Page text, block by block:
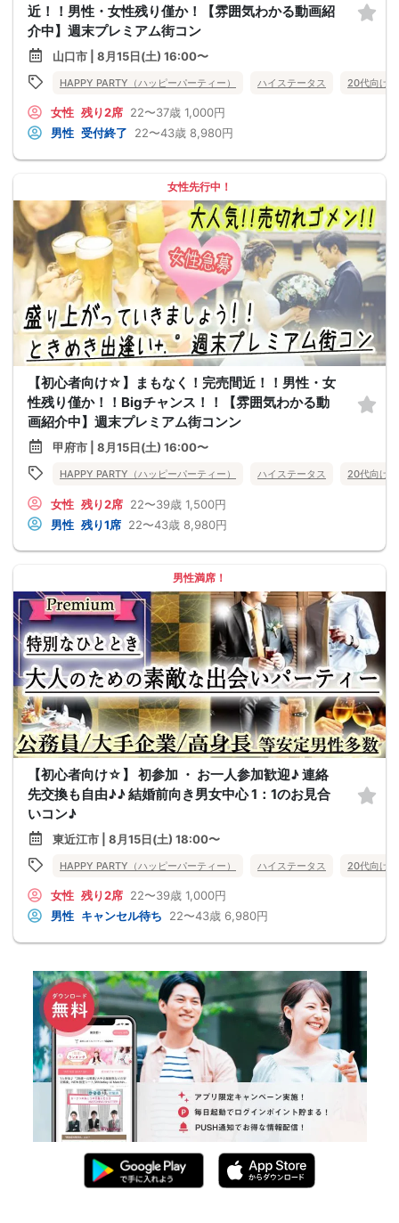
近！！男性・女性残り僅か！【雰囲気わかる動画紹
介中】週末プレミアム街コン
山口市 | 8月15日(土) 16:00〜
HAPPY PARTY（ハッピーパーティー） ハイステータス 20代向け
女性 残り2席 22〜37歳 1,000円
男性 受付終了 22〜43歳 8,980円
女性先行中！
【初心者向け☆】まもなく！完売間近！！男性・女
性残り僅か！！Bigチャンス！！【雰囲気わかる動
画紹介中】週末プレミアム街コンン
甲府市 | 8月15日(土) 16:00〜
HAPPY PARTY（ハッピーパーティー） ハイステータス 20代向け
女性 残り2席 22〜39歳 1,500円
男性 残り1席 22〜43歳 8,980円
男性満席！
【初心者向け☆】 初参加 ・ お一人参加歓迎♪ 連絡
先交換も自由♪♪ 結婚前向き男女中心 1：1のお見合
いコン♪
東近江市 | 8月15日(土) 18:00〜
HAPPY PARTY（ハッピーパーティー） ハイステータス 20代向け
女性 残り2席 22〜39歳 1,000円
男性 キャンセル待ち 22〜43歳 6,980円